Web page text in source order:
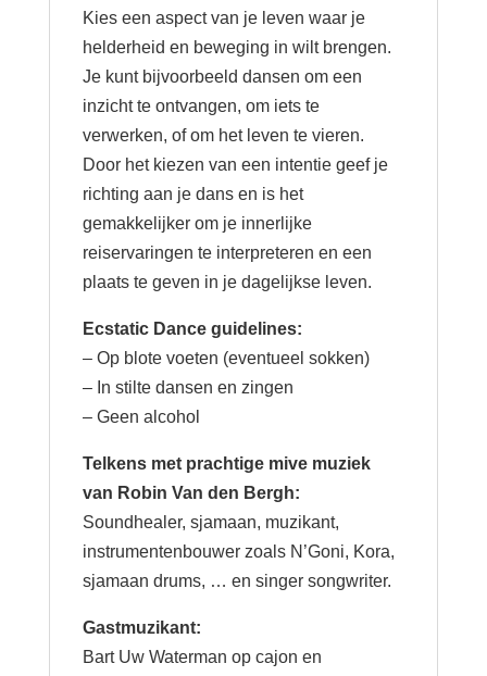
Kies een aspect van je leven waar je
helderheid en beweging in wilt brengen.
Je kunt bijvoorbeeld dansen om een
inzicht te ontvangen, om iets te
verwerken, of om het leven te vieren.
Door het kiezen van een intentie geef je
richting aan je dans en is het
gemakkelijker om je innerlijke
reiservaringen te interpreteren en een
plaats te geven in je dagelijkse leven.
Ecstatic Dance guidelines:
– Op blote voeten (eventueel sokken)
– In stilte dansen en zingen
– Geen alcohol
Telkens met prachtige mive muziek
van Robin Van den Bergh:
Soundhealer, sjamaan, muzikant,
instrumentenbouwer zoals N’Goni, Kora,
sjamaan drums, … en singer songwriter.
Gastmuzikant:
Bart Uw Waterman op cajon en